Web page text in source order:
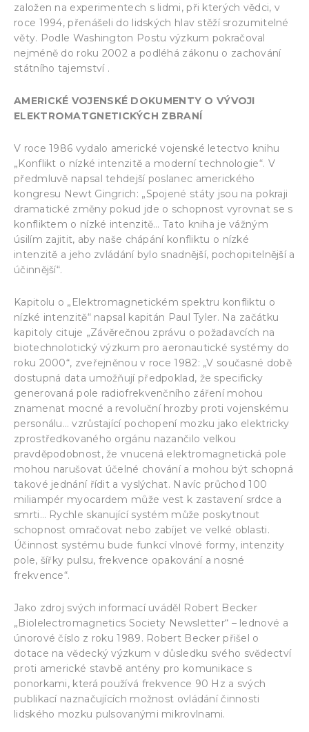
založen na experimentech s lidmi, při kterých vědci, v
roce 1994, přenášeli do lidských hlav stěží srozumitelné
věty. Podle Washington Postu výzkum pokračoval
nejméně do roku 2002 a podléhá zákonu o zachování
státního tajemství .
AMERICKÉ VOJENSKÉ DOKUMENTY O VÝVOJI
ELEKTROMATGNETICKÝCH ZBRANÍ
V roce 1986 vydalo americké vojenské letectvo knihu
„Konflikt o nízké intenzitě a moderní technologie“. V
předmluvě napsal tehdejší poslanec amerického
kongresu Newt Gingrich: „Spojené státy jsou na pokraji
dramatické změny pokud jde o schopnost vyrovnat se s
konfliktem o nízké intenzitě… Tato kniha je vážným
úsilím zajitit, aby naše chápání konfliktu o nízké
intenzitě a jeho zvládání bylo snadnější, pochopitelnější a
účinnější“.
Kapitolu o „Elektromagnetickém spektru konfliktu o
nízké intenzitě“ napsal kapitán Paul Tyler. Na začátku
kapitoly cituje „Závěrečnou zprávu o požadavcích na
biotechnolotický výzkum pro aeronautické systémy do
roku 2000“, zveřejněnou v roce 1982: „V současné době
dostupná data umožňují předpoklad, že specificky
generovaná pole radiofrekvenčního záření mohou
znamenat mocné a revoluční hrozby proti vojenskému
personálu… vzrůstající pochopení mozku jako elektricky
zprostředkovaného orgánu nazančilo velkou
pravděpodobnost, že vnucená elektromagnetická pole
mohou narušovat účelné chování a mohou být schopná
takové jednání řídit a vyslýchat. Navíc průchod 100
miliampér myocardem může vest k zastavení srdce a
smrti… Rychle skanující systém může poskytnout
schopnost omračovat nebo zabíjet ve velké oblasti.
Účinnost systému bude funkcí vlnové formy, intenzity
pole, šířky pulsu, frekvence opakování a nosné
frekvence“.
Jako zdroj svých informací uváděl Robert Becker
„Biolelectromagnetics Society Newsletter“ – lednové a
únorové číslo z roku 1989. Robert Becker přišel o
dotace na vědecký výzkum v důsledku svého svědectví
proti americké stavbě antény pro komunikace s
ponorkami, která používá frekvence 90 Hz a svých
publikací naznačujících možnost ovládání činnosti
lidského mozku pulsovanými mikrovlnami.